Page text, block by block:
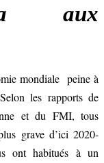
aux
mondiale peine à
les rapports de
et du FMI, tous
grave d’ici 2020-
ont habitués à un